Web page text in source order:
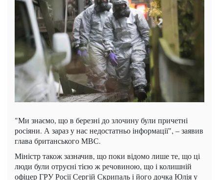
"Ми знаємо, що в березні до злочину були причетні
росіяни. А зараз у нас недостатньо інформації", – заявив
глава британського МВС.
Міністр також зазначив, що поки відомо лише те, що ці
люди були отруєні тією ж речовиною, що і колишній
офіцер ГРУ Росії Сергій Скрипаль і його дочка Юлія у